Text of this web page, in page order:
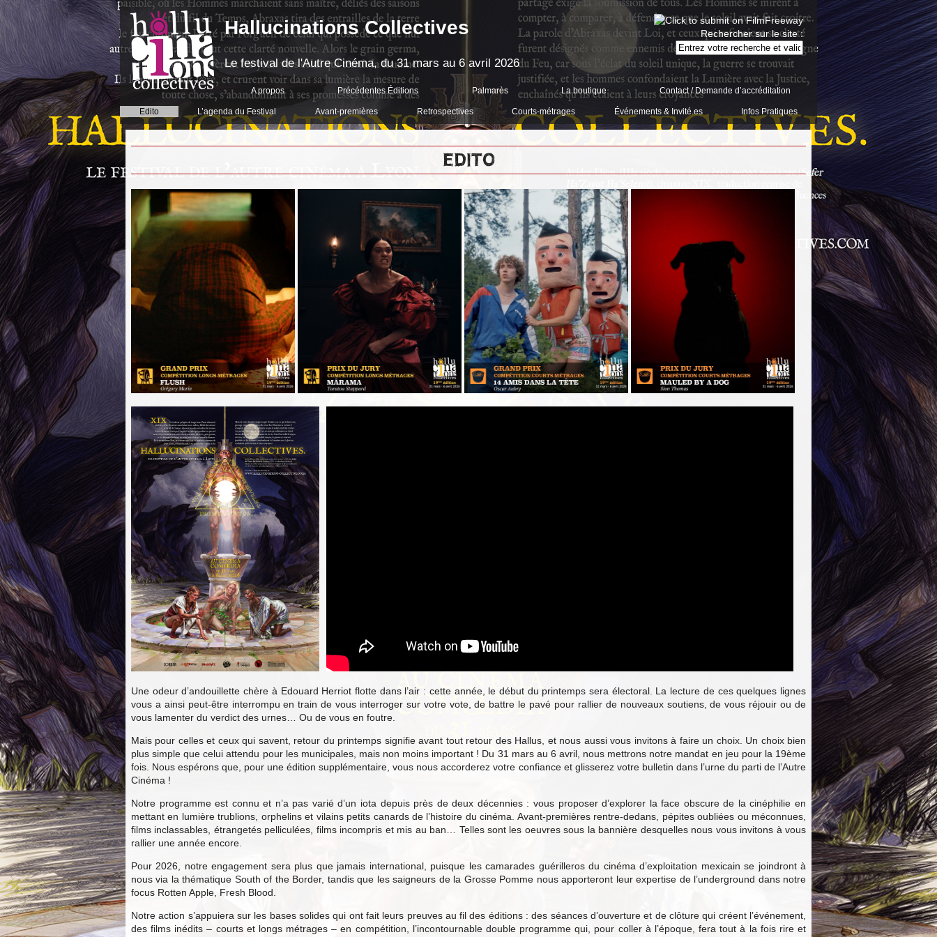
Rechercher sur le site :
Hallucinations Collectives
Le festival de l'Autre Cinéma, du 31 mars au 6 avril 2026
A propos Précédentes Éditions Palmarès La boutique Contact / Demande d’accréditation
Edito L’agenda du Festival Avant-premières Retrospectives Courts-métrages Événements & Invité.es Infos Pratiques
EDITO
Une odeur d’andouillette chère à Edouard Herriot flotte dans l’air : cette année, le début du printemps sera électoral. La lecture de ces quelques lignes
vous a ainsi peut-être interrompu en train de vous interroger sur votre vote, de battre le pavé pour rallier de nouveaux soutiens, de vous réjouir ou de
vous lamenter du verdict des urnes… Ou de vous en foutre.
Mais pour celles et ceux qui savent, retour du printemps signifie avant tout retour des Hallus, et nous aussi vous invitons à faire un choix. Un choix bien
plus simple que celui attendu pour les municipales, mais non moins important ! Du 31 mars au 6 avril, nous mettrons notre mandat en jeu pour la 19ème
fois. Nous espérons que, pour une édition supplémentaire, vous nous accorderez votre confiance et glisserez votre bulletin dans l’urne du parti de l’Autre
Cinéma !
Notre programme est connu et n’a pas varié d’un iota depuis près de deux décennies : vous proposer d’explorer la face obscure de la cinéphilie en
mettant en lumière trublions, orphelins et vilains petits canards de l’histoire du cinéma. Avant-premières rentre-dedans, pépites oubliées ou méconnues,
films inclassables, étrangetés pelliculées, films incompris et mis au ban… Telles sont les oeuvres sous la bannière desquelles nous vous invitons à vous
rallier une année encore.
Pour 2026, notre engagement sera plus que jamais international, puisque les camarades guérilleros du cinéma d’exploitation mexicain se joindront à
nous via la thématique South of the Border, tandis que les saigneurs de la Grosse Pomme nous apporteront leur expertise de l’underground dans notre
focus Rotten Apple, Fresh Blood.
Notre action s’appuiera sur les bases solides qui ont fait leurs preuves au fil des éditions : des séances d’ouverture et de clôture qui créent l’événement,
des films inédits – courts et longs métrages – en compétition, l’incontournable double programme qui, pour coller à l’époque, fera tout à la fois rire et